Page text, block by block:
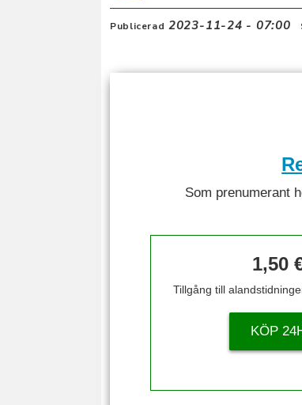
Publicerad 2023-11-24 - 07:00
Som prenumerant
1,50
Tillgång till
KÖP